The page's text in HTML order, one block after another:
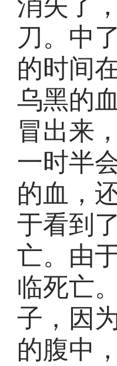
消失了
刀。中
的时间
乌黑的
冒出来
一时半
的血，
于看到
亡。由
临死亡
子，因
的腹中